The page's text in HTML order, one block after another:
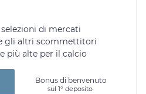
di mercati
gli altri scommettitori
più alte per il calcio
Bonus di benvenuto
sul 1° deposito